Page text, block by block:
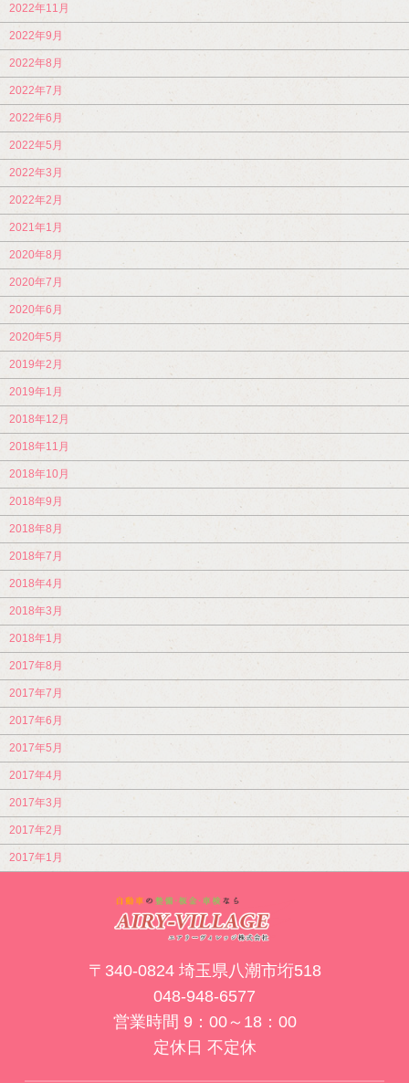
2022年11月
2022年9月
2022年8月
2022年7月
2022年6月
2022年5月
2022年3月
2022年2月
2021年1月
2020年8月
2020年7月
2020年6月
2020年5月
2019年2月
2019年1月
2018年12月
2018年11月
2018年10月
2018年9月
2018年8月
2018年7月
2018年4月
2018年3月
2018年1月
2017年8月
2017年7月
2017年6月
2017年5月
2017年4月
2017年3月
2017年2月
2017年1月
〒340-0824 埼玉県八潮市垳518
048-948-6577
営業時間 9：00～18：00
定休日 不定休